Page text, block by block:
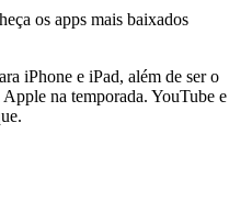
iPhone e iPad, além de ser o
na temporada. YouTube e